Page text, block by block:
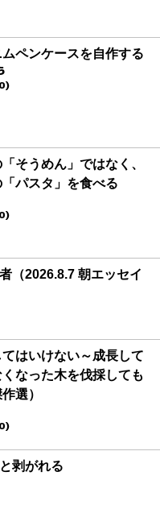
ペンケースを自作する
そうめん」ではなく、
パスタ」を食べる
（2026.8.7 朝エッセイ
はいけない～成長して
なった木を伐採しても
選）
剥がれる